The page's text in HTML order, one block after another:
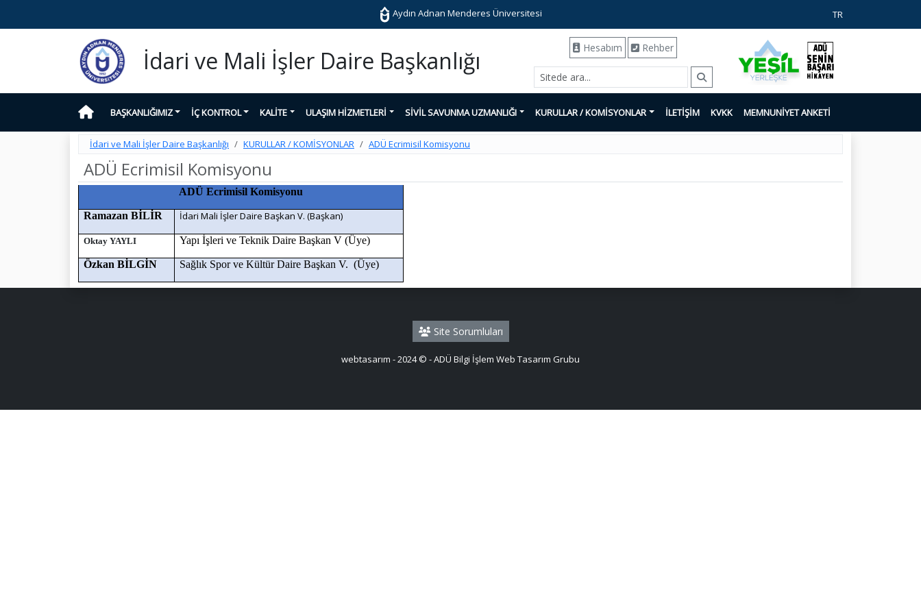
Aydın Adnan Menderes Üniversitesi TR
İdari ve Mali İşler Daire Başkanlığı Hesabım Rehber
BAŞKANLIĞIMIZ İÇ KONTROL KALİTE ULAŞIM HİZMETLERİ SİVİL SAVUNMA UZMANLIĞI KURULLAR / KOMİSYONLAR İLETİŞİM KVKK MEMNUNİYET ANKETİ
İdari ve Mali İşler Daire Başkanlığı KURULLAR / KOMİSYONLAR ADÜ Ecrimisil Komisyonu
ADÜ Ecrimisil Komisyonu
ADÜ Ecrimisil Komisyonu
Ramazan BİLİR İdari Mali İşler Daire Başkan V. (Başkan)
Oktay YAYLI Yapı İşleri ve Teknik Daire Başkan V (Üye)
Özkan BİLGİN Sağlık Spor ve Kültür Daire Başkan V. (Üye)
Site Sorumluları
webtasarım - 2024 © - ADÜ Bilgi İşlem Web Tasarım Grubu